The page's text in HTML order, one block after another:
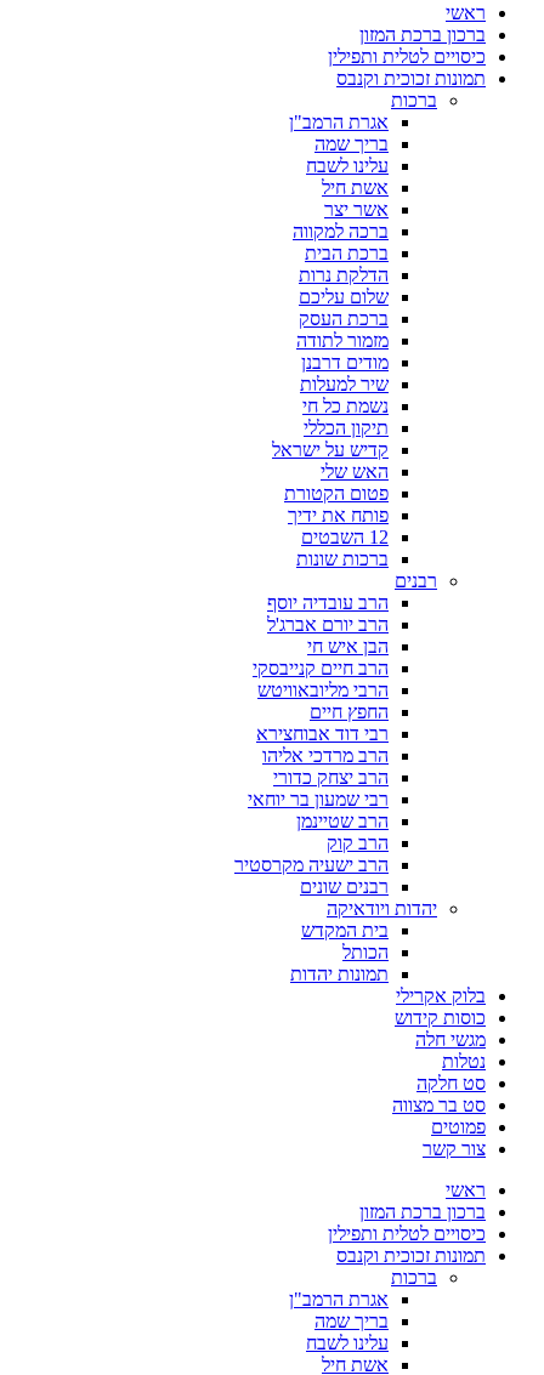
ראשי
ברכון ברכת המזון
כיסויים לטלית ותפילין
תמונות זכוכית וקנבס
ברכות
אגרת הרמב"ן
בריך שמה
עלינו לשבח
אשת חיל
אשר יצר
ברכה למקווה
ברכת הבית
הדלקת נרות
שלום עליכם
ברכת העסק
מזמור לתודה
מודים דרבנן
שיר למעלות
נשמת כל חי
תיקון הכללי
קדיש על ישראל
האש שלי
פטום הקטורת
פותח את ידיך
12 השבטים
ברכות שונות
רבנים
הרב עובדיה יוסף
הרב יורם אברג'ל
הבן איש חי
הרב חיים קנייבסקי
הרבי מליובאוויטש
החפץ חיים
רבי דוד אבוחצירא
הרב מרדכי אליהו
הרב יצחק כדורי
רבי שמעון בר יוחאי
הרב שטיינמן
הרב קוק
הרב ישעיה מקרסטיר
רבנים שונים
יהדות ויודאיקה
בית המקדש
הכותל
תמונות יהדות
בלוק אקרילי
כוסות קידוש
מגשי חלה
נטלות
סט חלקה
סט בר מצווה
פמוטים
צור קשר
ראשי
ברכון ברכת המזון
כיסויים לטלית ותפילין
תמונות זכוכית וקנבס
ברכות
אגרת הרמב"ן
בריך שמה
עלינו לשבח
אשת חיל